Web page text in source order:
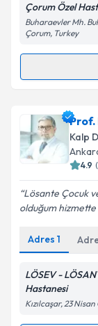
Çorum Özel
Buharaevler Mh.
Çorum, Turkey
Op. Dr.
oluşturun.
takvim
Metni
Prof.
Kalp
4.9 (
Lösante Çocuk
olduğum
Adres 1
LÖSEV -
Hastanesi
Kızılcaşar, 23